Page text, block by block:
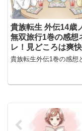
貴族転生 外伝14歳
無双旅行1巻の感想
レ！見どころは爽
旅の展開
貴族転生外伝1巻の感想